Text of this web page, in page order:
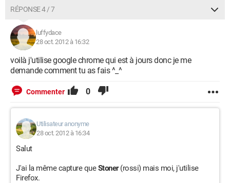
RÉPONSE 4 / 7
luffydace
28 oct. 2012 à 16:32
voilà j'utilise google chrome qui est à jours donc je me
demande comment tu as fais ^_^
Commenter 0
Utilisateur anonyme
28 oct. 2012 à 16:34
Salut
J'ai la même capture queStoner(rossi) mais moi, j'utilise
Firefox.